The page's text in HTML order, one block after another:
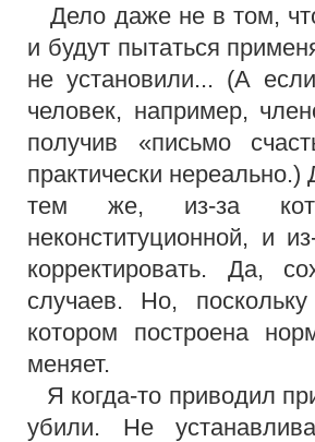
Дело даже не в том,
и будут пытаться
не установили... (А
человек, например,
получив «письмо
практически
тем же, из-за
неконституционной, и
корректировать. Да,
случаев. Но,
котором построена
меняет.
Я когда-то приводил
убили. Не